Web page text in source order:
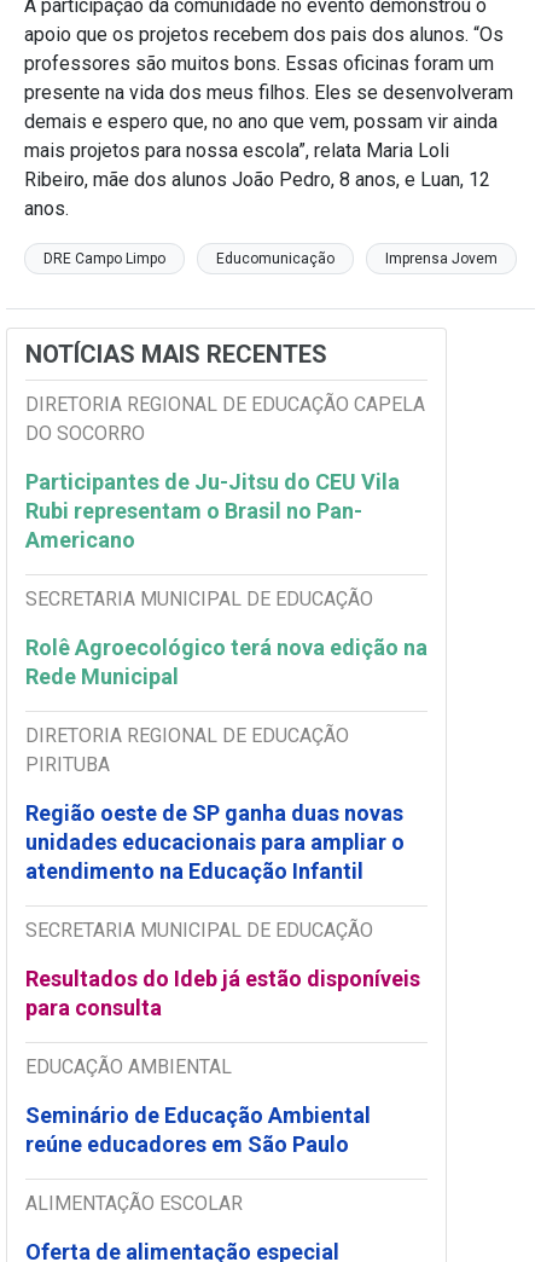
A participação da comunidade no evento demonstrou o
apoio que os projetos recebem dos pais dos alunos. “Os
professores são muitos bons. Essas oficinas foram um
presente na vida dos meus filhos. Eles se desenvolveram
demais e espero que, no ano que vem, possam vir ainda
mais projetos para nossa escola”, relata Maria Loli
Ribeiro, mãe dos alunos João Pedro, 8 anos, e Luan, 12
anos.
DRE Campo Limpo Educomunicação Imprensa Jovem
NOTÍCIAS MAIS RECENTES
DIRETORIA REGIONAL DE EDUCAÇÃO CAPELA
DO SOCORRO
Participantes de Ju-Jitsu do CEU Vila
Rubi representam o Brasil no Pan-
Americano
SECRETARIA MUNICIPAL DE EDUCAÇÃO
Rolê Agroecológico terá nova edição na
Rede Municipal
DIRETORIA REGIONAL DE EDUCAÇÃO
PIRITUBA
Região oeste de SP ganha duas novas
unidades educacionais para ampliar o
atendimento na Educação Infantil
SECRETARIA MUNICIPAL DE EDUCAÇÃO
Resultados do Ideb já estão disponíveis
para consulta
EDUCAÇÃO AMBIENTAL
Seminário de Educação Ambiental
reúne educadores em São Paulo
ALIMENTAÇÃO ESCOLAR
Oferta de alimentação especial